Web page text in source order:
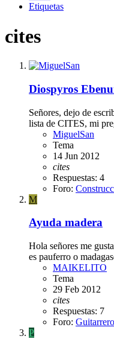
Etiquetas
cites
Diospyros
Señores, dejo de
lista de CITES, mi
MiguelSan
Tema
14 Jun 2012
cites
Respuestas: 4
Foro:
M
Ayuda madera
Hola señores me
es pauferro o
MAIKELITO
Tema
29 Feb 2012
cites
Respuestas: 7
Foro:
P